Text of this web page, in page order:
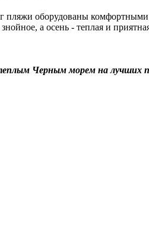
оборудованы комфортными
а осень - теплая и
Черным морем на лучших